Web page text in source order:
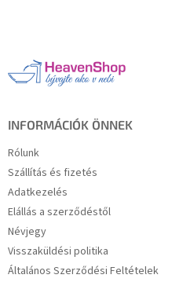
INFORMÁCIÓK ÖNNEK
Rólunk
Szállítás és fizetés
Adatkezelés
Elállás a szerződéstől
Névjegy
Visszaküldési politika
Általános Szerződési Feltételek